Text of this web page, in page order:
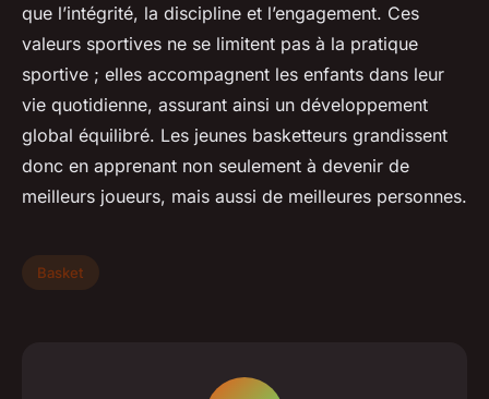
que l’intégrité, la discipline et l’engagement. Ces
valeurs sportives ne se limitent pas à la pratique
sportive ; elles accompagnent les enfants dans leur
vie quotidienne, assurant ainsi un développement
global équilibré. Les jeunes basketteurs grandissent
donc en apprenant non seulement à devenir de
meilleurs joueurs, mais aussi de meilleures personnes.
Basket